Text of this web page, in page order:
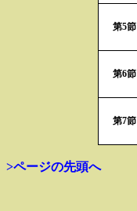
第5節
第6節
第7節
>ページの先頭へ